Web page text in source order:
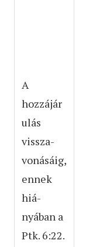
A
hozzájár
ulás
vissza-
vonásáig,
ennek
hiá-
nyában a
Ptk. 6:22.